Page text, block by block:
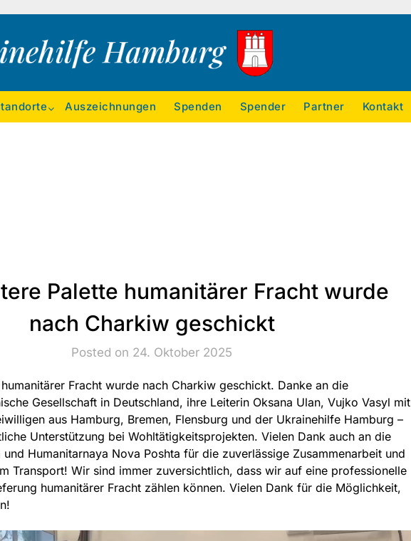
Hamburg
Auszeichnungen Spenden Spender Partner Kontakt
Palette humanitärer Fracht wurde
nach Charkiw geschickt
Posted on 24. Oktober 2025
Fracht wurde nach Charkiw geschickt. Danke an die
Gesellschaft in Deutschland, ihre Leiterin Oksana Ulan, Vujko Vasyl mit
aus Hamburg, Bremen, Flensburg und der Ukrainehilfe Hamburg –
Unterstützung bei Wohltätigkeitsprojekten. Vielen Dank auch an die
und Humanitarnaya Nova Poshta für die zuverlässige Zusammenarbeit und
Transport! Wir sind immer zuversichtlich, dass wir auf eine professionelle
humanitärer Fracht zählen können. Vielen Dank für die Möglichkeit,